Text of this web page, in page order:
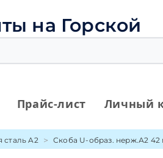
на Горской
Прайс-лист Личный
A2 Скоба U-образ. нерж.А2